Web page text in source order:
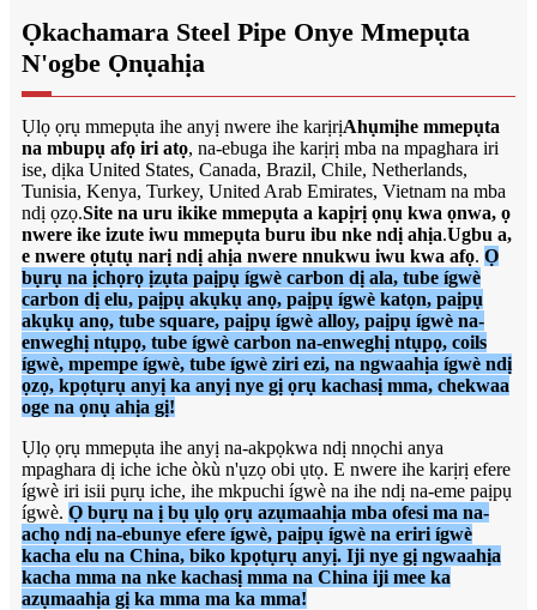
Ọkachamara Steel Pipe Onye Mmepụta
N'ogbe Ọnụahịa
Ụlọ ọrụ mmepụta ihe anyị nwere ihe karịrịAhụmịhe mmepụta
na mbupụ afọ iri atọ, na-ebuga ihe karịrị mba na mpaghara iri
ise, dịka United States, Canada, Brazil, Chile, Netherlands,
Tunisia, Kenya, Turkey, United Arab Emirates, Vietnam na mba
ndị ọzọ.Site na uru ikike mmepụta a kapịrị ọnụ kwa ọnwa, ọ
nwere ike izute iwu mmepụta buru ibu nke ndị ahịa.Ugbu a,
e nwere ọtụtụ narị ndị ahịa nwere nnukwu iwu kwa afọ. Ọ
bụrụ na ịchọrọ ịzụta paịpụ ígwè carbon dị ala, tube ígwè
carbon dị elu, paịpụ akụkụ anọ, paịpụ ígwè katọn, paịpụ
akụkụ anọ, tube square, paịpụ ígwè alloy, paịpụ ígwè na-
enweghị ntụpọ, tube ígwè carbon na-enweghị ntụpọ, coils
ígwè, mpempe ígwè, tube ígwè ziri ezi, na ngwaahịa ígwè ndị
ọzọ, kpọtụrụ anyị ka anyị nye gị ọrụ kachasị mma, chekwaa
oge na ọnụ ahịa gị!
Ụlọ ọrụ mmepụta ihe anyị na-akpọkwa ndị nnọchi anya
mpaghara dị iche iche òkù n'ụzọ obi ụtọ. E nwere ihe karịrị efere
ígwè iri isii pụrụ iche, ihe mkpuchi ígwè na ihe ndị na-eme paịpụ
ígwè. Ọ bụrụ na ị bụ ụlọ ọrụ azụmaahịa mba ofesi ma na-
achọ ndị na-ebunye efere ígwè, paịpụ ígwè na eriri ígwè
kacha elu na China, biko kpọtụrụ anyị. Iji nye gị ngwaahịa
kacha mma na nke kachasị mma na China iji mee ka
azụmaahịa gị ka mma ma ka mma!